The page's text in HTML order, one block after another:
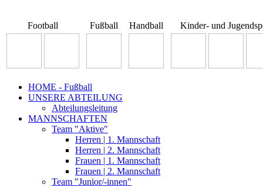
Football Fußball Handball Kinder- und
HOME - Fußball
UNSERE ABTEILUNG
Abteilungsleitung
MANNSCHAFTEN
Team "Aktive"
Herren | 1. Mannschaft
Herren | 2. Mannschaft
Frauen | 1. Mannschaft
Frauen | 2. Mannschaft
Team "Junior/-innen"